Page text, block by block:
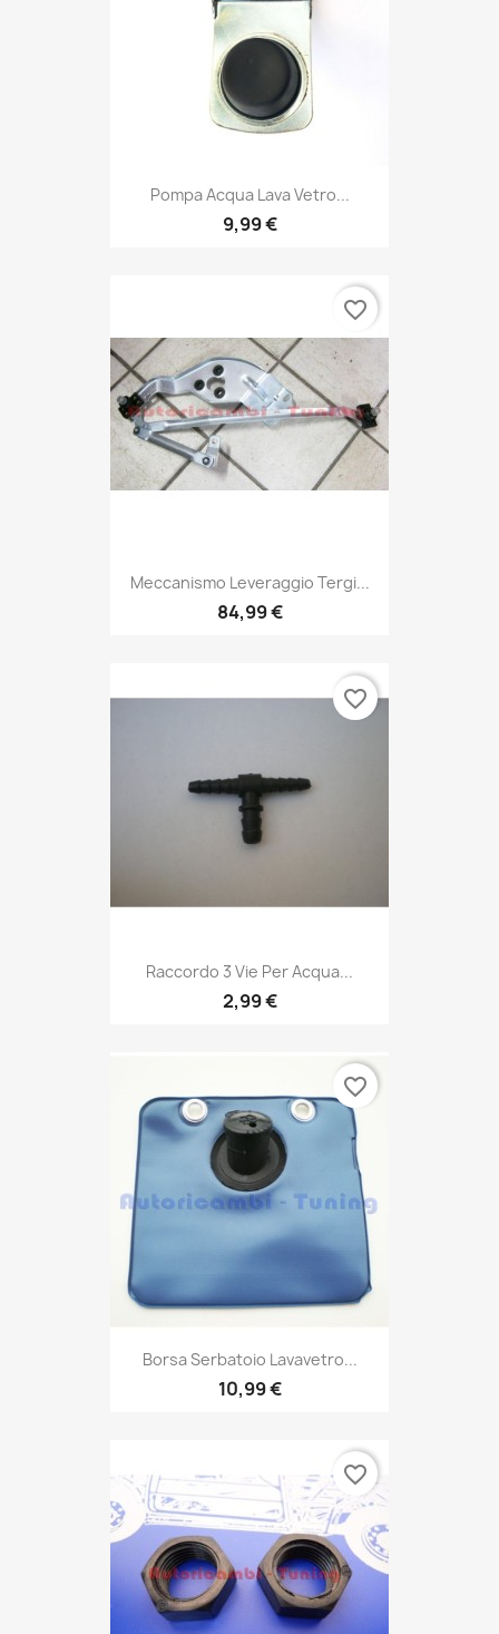
Pompa Acqua Lava Vetro...
9,99 €
Meccanismo Leveraggio Tergi...
84,99 €
favorite_border
Raccordo 3 Vie Per Acqua...
2,99 €
favorite_border
Borsa Serbatoio Lavavetro...
10,99 €
favorite_border
favorite_border